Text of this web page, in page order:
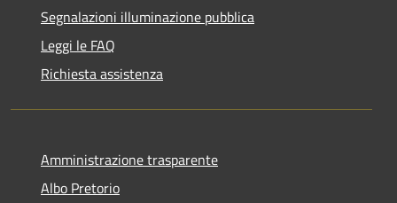
Segnalazioni illuminazione pubblica
Leggi le FAQ
Richiesta assistenza
Amministrazione trasparente
Albo Pretorio